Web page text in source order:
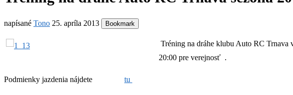
napísané Tono 25. apríla 2013 Bookmark
Tréning na dráhe klubu Auto RC Trnava
20:00 pre verejnosť .
Podmienky jazdenia nájdete tu